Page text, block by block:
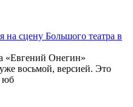
на сцену Большого театра в
«Евгений Онегин»
восьмой, версией. Это
юб